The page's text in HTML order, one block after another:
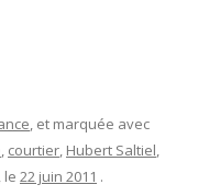
, et marquée avec
, courtier, Hubert Saltiel,
, le 22 juin 2011 .